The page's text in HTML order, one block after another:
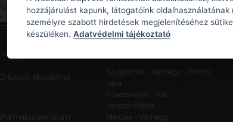
frissítések
elővédmű
Sajógömör - Várhegy - Gömör
vára
Feketeváros - Vár -
Városerődítés
templom
Meszes - Várhegy
hozzájárulást kapunk, látogatóink oldalhasználatának
személyre szabott hirdetések megjelenítéséhez
készüléken. Adatvédelmi tájékoztató